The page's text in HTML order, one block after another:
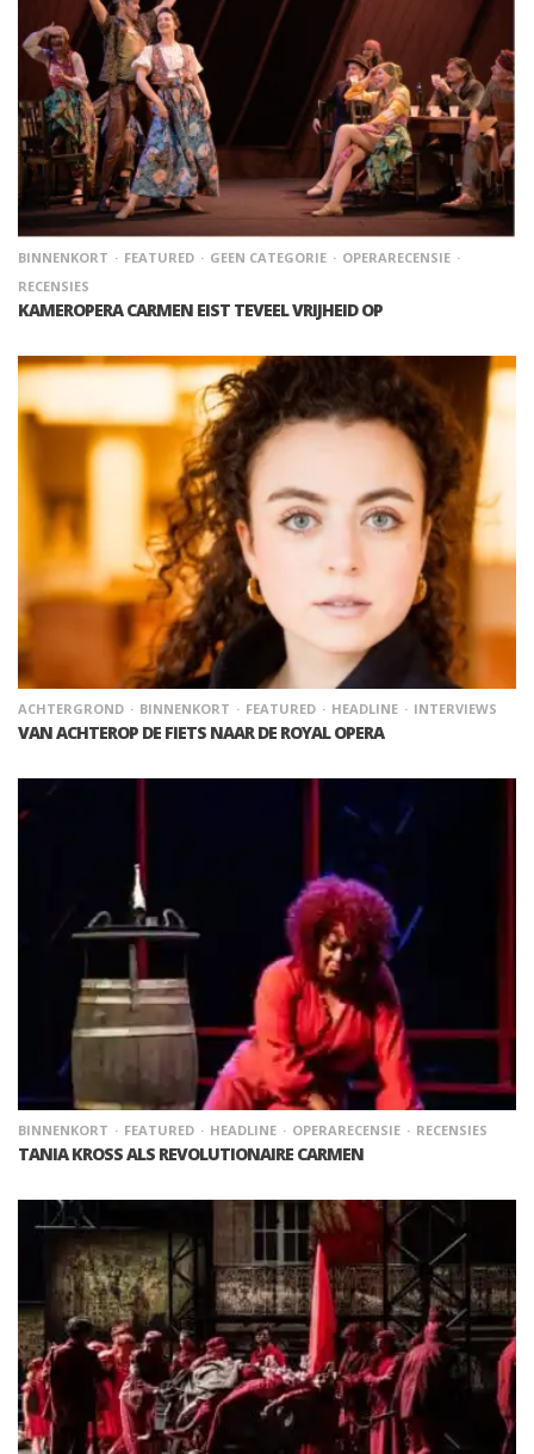
BINNENKORT FEATURED GEEN CATEGORIE
OPERARECENSIE
RECENSIES
KAMEROPERA CARMEN EIST TEVEEL VRIJHEID OP
ACHTERGROND BINNENKORT FEATURED HEADLINE INTERVIEWS
VAN ACHTEROP DE FIETS NAAR DE ROYAL OPERA
BINNENKORT FEATURED HEADLINE OPERARECENSIE RECENSIES
TANIA KROSS ALS REVOLUTIONAIRE CARMEN